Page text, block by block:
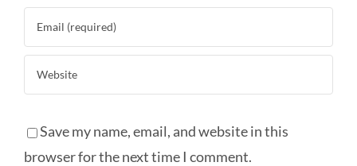
Save my name, email, and website in this
browser for the next time I comment.